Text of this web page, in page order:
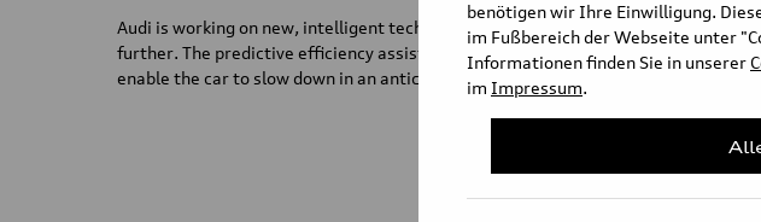
Audi is working on new, intelligent technologies to reduce fuel consumption even
further. The predictive efficiency assistant uses data from the navigation system to
enable the car to slow down in an anticipatory manner.
benötigen wir Ihre Einwilligung.
im Fußbereich der Webseite unter
Informationen finden Sie in unserer
im Impressum.